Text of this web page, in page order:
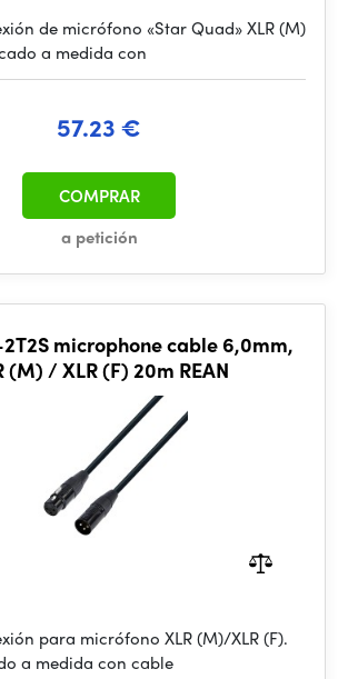
de micrófono «Star Quad» XLR (M)
a medida con
57.23 €
a petición
COMPRAR
microphone cable 6,0mm,
(M) / XLR (F) 20m REAN
para micrófono XLR (M)/XLR (F).
a medida con cable